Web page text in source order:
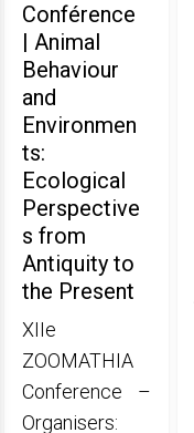
Conférence
| Animal
Behaviour
and
Environmen
ts:
Ecological
Perspective
s from
Antiquity to
the Present
XIIe
ZOOMATHIA
Conference –
Organisers: